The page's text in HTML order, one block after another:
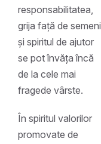
responsabilitatea,
grija față de semeni
și spiritul de ajutor
se pot învăța încă
de la cele mai
fragede vârste.
În spiritul valorilor
promovate de